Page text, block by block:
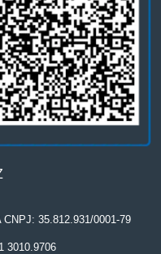
CNPJ: 35.812.931/0001-79
3010.9706